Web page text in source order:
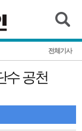
전체기사
수 공천
검색